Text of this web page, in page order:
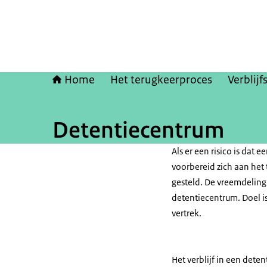
Home Het terugkeerproces
Detentiecentrum
Als er een risico is dat
voorbereid zich aan
gesteld. De
detentiecentrum. Doel
vertrek.
Het verblijf in een